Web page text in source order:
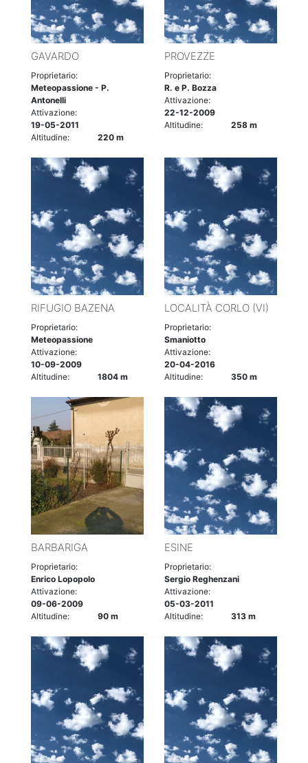
GAVARDO
Proprietario:
Meteopassione - P.
Antonelli
Attivazione:
19-05-2011
Altitudine:
220 m
PROVEZZE
Proprietario:
R. e P. Bozza
Attivazione:
22-12-2009
Altitudine:
258 m
RIFUGIO BAZENA
Proprietario:
Meteopassione
Attivazione:
10-09-2009
Altitudine:
1804 m
LOCALITÀ CORLO (VI)
Proprietario:
Smaniotto
Attivazione:
20-04-2016
Altitudine:
350 m
BARBARIGA
Proprietario:
Enrico Lopopolo
Attivazione:
09-06-2009
Altitudine:
90 m
ESINE
Proprietario:
Sergio Reghenzani
Attivazione:
05-03-2011
Altitudine:
313 m